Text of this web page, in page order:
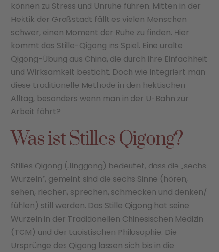
können zu Stress und Unruhe führen. Mitten in der
Hektik der Großstadt fällt es vielen Menschen
schwer, einen Moment der Ruhe zu finden. Hier
kommt das Stille-Qigong ins Spiel. Eine uralte
Qigong-Übung aus China, die durch ihre Einfachheit
und Wirksamkeit besticht. Doch wie integriert man
diese traditionelle Methode in den hektischen
Alltag, besonders wenn man in der U-Bahn zur
Arbeit fährt?
Was ist Stilles Qigong?
Stilles Qigong (Jinggong) bedeutet, dass die „sechs
Wurzeln“, gemeint sind die sechs Sinne (hören,
sehen, riechen, sprechen, schmecken und denken/
fühlen) still werden. Das Stille Qigong hat seine
Wurzeln in der Traditionellen Chinesischen Medizin
(TCM) und der taoistischen Philosophie. Die
Ursprünge des Qigong lassen sich bis in die